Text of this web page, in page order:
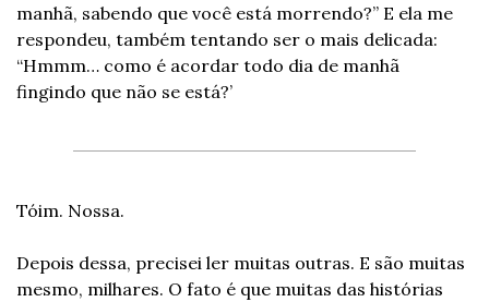
manhã, sabendo que você está morrendo?” E ela me
respondeu, também tentando ser o mais delicada:
“Hmmm… como é acordar todo dia de manhã
fingindo que não se está?’
Tóim. Nossa.
Depois dessa, precisei ler muitas outras. E são muitas
mesmo, milhares. O fato é que muitas das histórias